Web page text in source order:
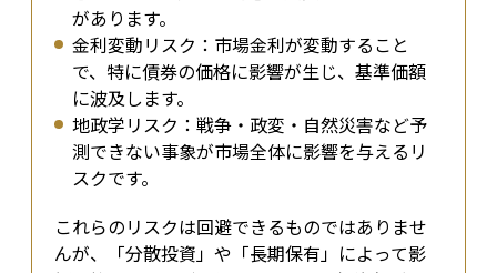
があります。
金利変動リスク：市場金利が変動すること
で、特に債券の価格に影響が生じ、基準価額
に波及します。
地政学リスク：戦争・政変・自然災害など予
測できない事象が市場全体に影響を与えるリ
スクです。
これらのリスクは回避できるものではありませ
んが、「分散投資」や「長期保有」によって影